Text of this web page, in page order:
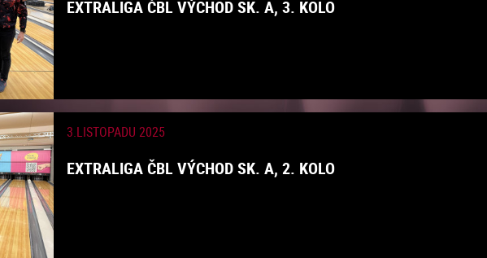
EXTRALIGA ČBL VÝCHOD SK. A, 3. KOLO
EXTRALIGA ČBL VÝCHOD SK. A, 2. KOLO
3.LISTOPADU 2025